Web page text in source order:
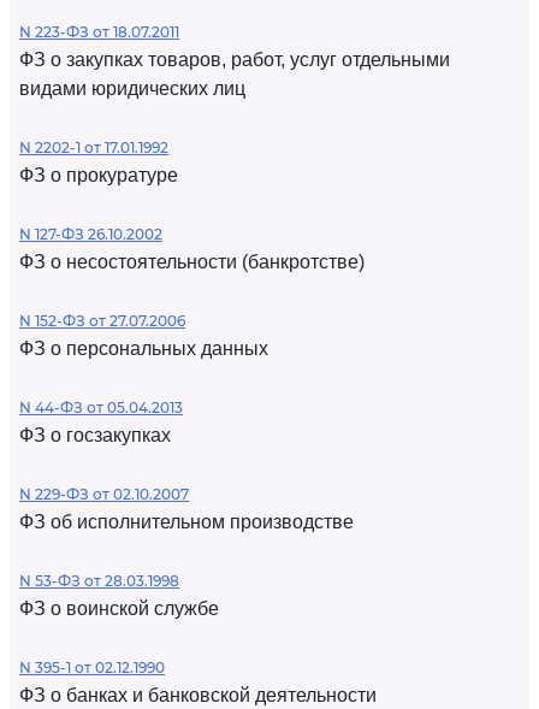
N 223-ФЗ от 18.07.2011
ФЗ о закупках товаров, работ, услуг отдельными
видами юридических лиц
N 2202-1 от 17.01.1992
ФЗ о прокуратуре
N 127-ФЗ 26.10.2002
ФЗ о несостоятельности (банкротстве)
N 152-ФЗ от 27.07.2006
ФЗ о персональных данных
N 44-ФЗ от 05.04.2013
ФЗ о госзакупках
N 229-ФЗ от 02.10.2007
ФЗ об исполнительном производстве
N 53-ФЗ от 28.03.1998
ФЗ о воинской службе
N 395-1 от 02.12.1990
ФЗ о банках и банковской деятельности